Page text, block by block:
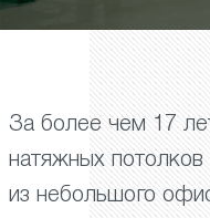
За более чем 17
натяжных потолков
из небольшого